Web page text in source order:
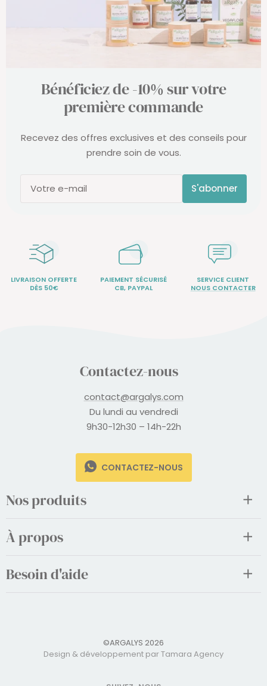
Bénéficiez de -10% sur votre
première commande
Recevez des offres exclusives et des conseils pour
prendre soin de vous.
Votre e-mail S'abonner
LIVRAISON OFFERTE
DÈS 50€
PAIEMENT SÉCURISÉ
CB, PAYPAL
SERVICE CLIENT
NOUS CONTACTER
Contactez-nous
contact@argalys.com
Du lundi au vendredi
9h30-12h30 – 14h-22h
CONTACTEZ-NOUS
Nos produits
À propos
Besoin d'aide
©ARGALYS 2026
Design & développement par Tamara Agency